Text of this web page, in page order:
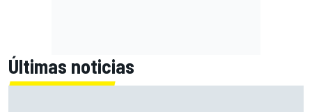
Últimas noticias